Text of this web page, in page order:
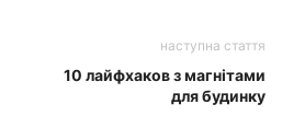
наступна стаття
10 лайфхаков з магнітами
для будинку